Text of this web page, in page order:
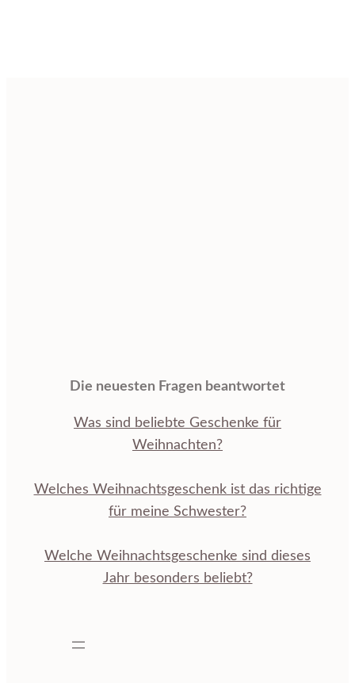
Die neuesten Fragen beantwortet
Was sind beliebte Geschenke für
Weihnachten?
Welches Weihnachtsgeschenk ist das richtige
für meine Schwester?
Welche Weihnachtsgeschenke sind dieses
Jahr besonders beliebt?